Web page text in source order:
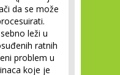
da se može
leži u
ratnih
problem u
koje je